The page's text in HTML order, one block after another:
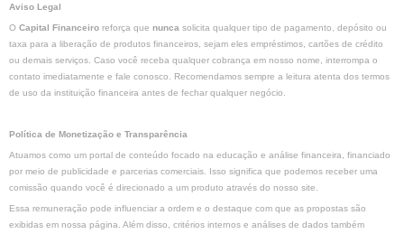
Aviso Legal
O Capital Financeiro reforça que nunca solicita qualquer tipo de pagamento, depósito ou
taxa para a liberação de produtos financeiros, sejam eles empréstimos, cartões de crédito
ou demais serviços. Caso você receba qualquer cobrança em nosso nome, interrompa o
contato imediatamente e fale conosco. Recomendamos sempre a leitura atenta dos termos
de uso da instituição financeira antes de fechar qualquer negócio.
Política de Monetização e Transparência
Atuamos como um portal de conteúdo focado na educação e análise financeira, financiado
por meio de publicidade e parcerias comerciais. Isso significa que podemos receber uma
comissão quando você é direcionado a um produto através do nosso site.
Essa remuneração pode influenciar a ordem e o destaque com que as propostas são
exibidas em nossa página. Além disso, critérios internos e análises de dados também